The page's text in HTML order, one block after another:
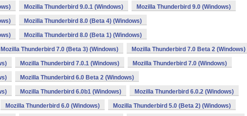
Mozilla Thunderbird 9.0.1 (Windows) Mozilla Thunderbird 9.0 (Windows)
Mozilla Thunderbird 8.0 (Beta 4) (Windows)
Mozilla Thunderbird 8.0 (Beta 1) (Windows)
Mozilla Thunderbird 7.0 (Beta 3) (Windows) Mozilla Thunderbird 7.0 Beta 2 (Windows)
Mozilla Thunderbird 7.0.1 (Windows) Mozilla Thunderbird 7.0 (Windows)
Mozilla Thunderbird 6.0 Beta 2 (Windows)
Mozilla Thunderbird 6.0b1 (Windows) Mozilla Thunderbird 6.0.2 (Windows)
Mozilla Thunderbird 6.0 (Windows) Mozilla Thunderbird 5.0 (Beta 2) (Windows)